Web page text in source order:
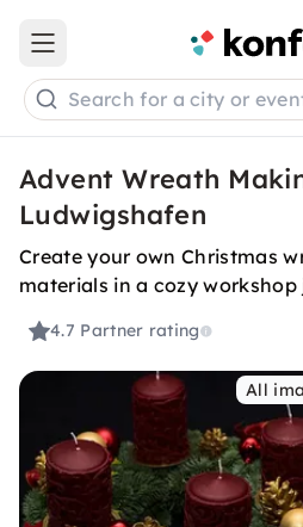
Open main menu
Search for a city or
Advent Wreath
Ludwigshafen
Create your own Christmas
materials in a cozy
4.7 Partner rating
All